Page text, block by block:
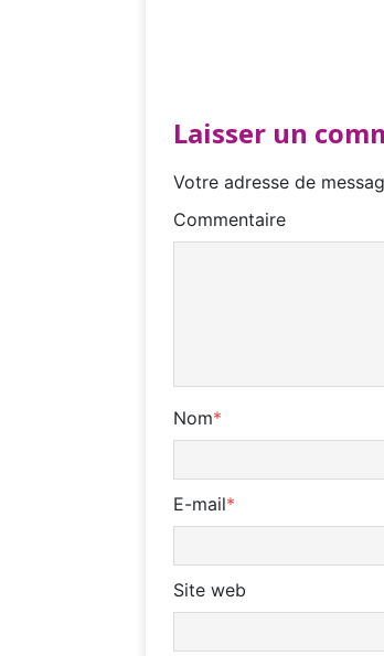
Laisser un
Votre adresse de
Commentaire
Nom*
E-mail*
Site web